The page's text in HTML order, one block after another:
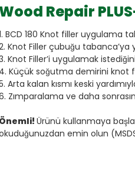
Repair
BCD 180 Knot filler uygulama
Knot Filler çubuğu tabanca’ya
Knot Filler’i uygulamak
4. Küçük soğutma demirini knot
Arta kalan kısmı keski
Zımparalama ve daha
Önemli! Ürünü kullanmaya
emin olun